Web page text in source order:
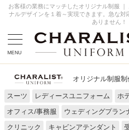
お客様の業務にマッチしたオリジナル制服
ナルデザインを１着～実現できます。急な対
ありません！
全てのデザイン
オーダーの流
お問い合わせ
MENU
オリジナル制服制
スーツ レディースユニフォーム ホ
オフィス/事務服
ウェディングプラン
クリニック
キャビンアテンダント